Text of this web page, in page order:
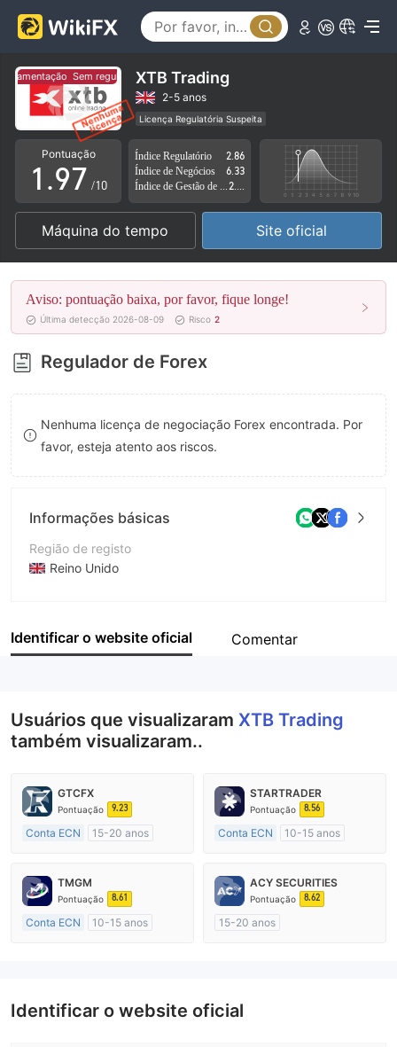
Sem regulamentaçãoXTB Trading
2-5 anos
Licença Regulatória Suspeita
Região de negócios suspeita
Risco potencial alto
Pontuação
0
1
2
3
4
5
6
7
8
9
.
5
6
7
8
9
3
4
5
6
7
8
9
/10
Índice Regulatório
2.86
Índice de Negócios
6.33
Máquina do tempo Site oficial
Aviso: pontuação baixa, por favor, fique longe!
Última detecção 2026-08-09 Risco 2
Regulador de Forex
Nenhuma licença de negociação Forex encontrada. Por
favor, esteja atento aos riscos.
Informações básicas
Região de registo
Reino Unido
Empresa
Identificar o website oficial Comentar
Usuários que visualizaram XTB Trading
também visualizaram..
GTCFX
Pontuação 9.23
Conta ECN
15-20 anos
Market Marketing (MM)
Etiqueta principal MT4
STARTRADER
Pontuação 8.56
Conta ECN
10-15 anos
Market Marketing (MM)
Etiqueta principal MT4
TMGM
Pontuação 8.61
Conta ECN
10-15 anos
ACY SECURITIES
Pontuação 8.62
15-20 anos
Identificar o website oficial